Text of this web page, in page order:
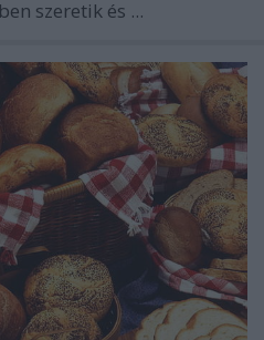
szeretik és ...